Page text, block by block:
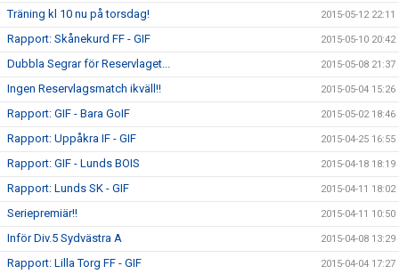
Träning kl 10 nu på torsdag! 2015-05-12 22:11
Rapport: Skånekurd FF - GIF 2015-05-10 20:42
Dubbla Segrar för Reservlaget... 2015-05-08 21:37
Ingen Reservlagsmatch ikväll!! 2015-05-04 15:26
Rapport: GIF - Bara GoIF 2015-05-02 18:46
Rapport: Uppåkra IF - GIF 2015-04-25 16:55
Rapport: GIF - Lunds BOIS 2015-04-18 18:19
Rapport: Lunds SK - GIF 2015-04-11 18:02
Seriepremiär!! 2015-04-11 10:50
Inför Div.5 Sydvästra A 2015-04-08 13:29
Rapport: Lilla Torg FF - GIF 2015-04-04 17:27